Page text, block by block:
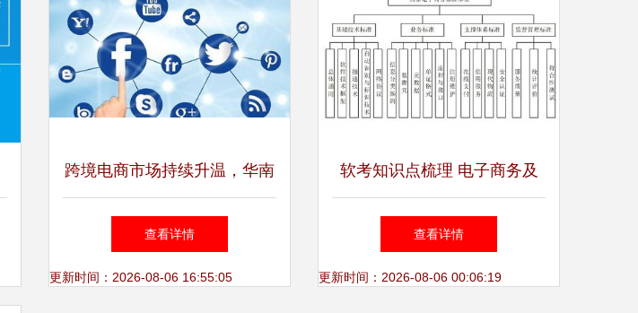
跨境电商市场持续升温，华南
城以技术赋能助力企业抢占全
球先机
查看详情
更新时间：2026-08-06 16:55:05
软考知识点梳理 电子商务及
相关概念与技术服务
查看详情
更新时间：2026-08-06 00:06:19